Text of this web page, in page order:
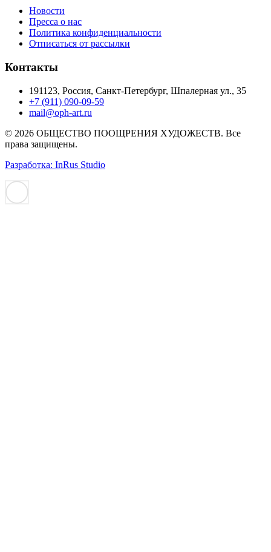
Новости
Пресса о нас
Политика конфиденциальности
Отписаться от рассылки
Контакты
191123, Россия, Санкт-Петербург, Шпалерная ул., 35
+7 (911) 090-09-59
mail@oph-art.ru
© 2026 ОБЩЕСТВО ПООЩРЕНИЯ ХУДОЖЕСТВ. Все
права защищены.
Разработка: InRus Studio